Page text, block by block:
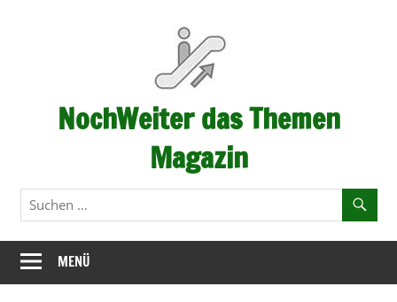
NochWeiter das Themen
Magazin
…
immer
–
Fortschritt
MENÜ